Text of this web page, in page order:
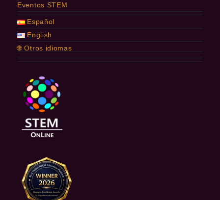
Eventos STEM
Español
English
🌐 Otros idiomas